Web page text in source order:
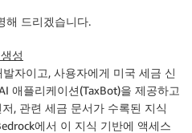
해 드리겠습니다.
성
자이고, 사용자에게 미국 세금 신
애플리케이션(TaxBot)을 제공하고
, 관련 세금 문서가 수록된 지식
에서 이 지식 기반에 액세스